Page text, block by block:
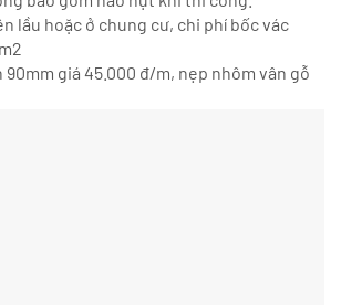
lầu hoặc ở chung cư, chi phí bốc vác
90mm giá 45.000 đ/m, nẹp nhôm vân gỗ